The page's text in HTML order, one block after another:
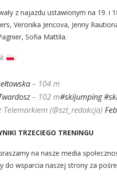
z najazdu ustawionym na 19. i
Veronika Jencova, Jenny
Sofia Mattila.
:
– 104 m
– 102 m#skijumping
(@szt_redakcja)
TRZECIEGO TRENINGU
na nasze media
do wsparcia naszej strony za